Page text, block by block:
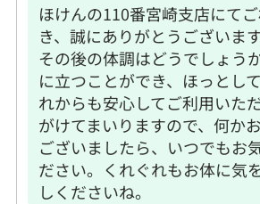
ほけんの110番宮崎支店にて
き、誠にありがとうございます
その後の体調はどうでしょう
に立つことができ、ほっとし
れからも安心してご利用いた
がけてまいりますので、何か
ございましたら、いつでもお
ださい。くれぐれもお体に気
しくださいね。